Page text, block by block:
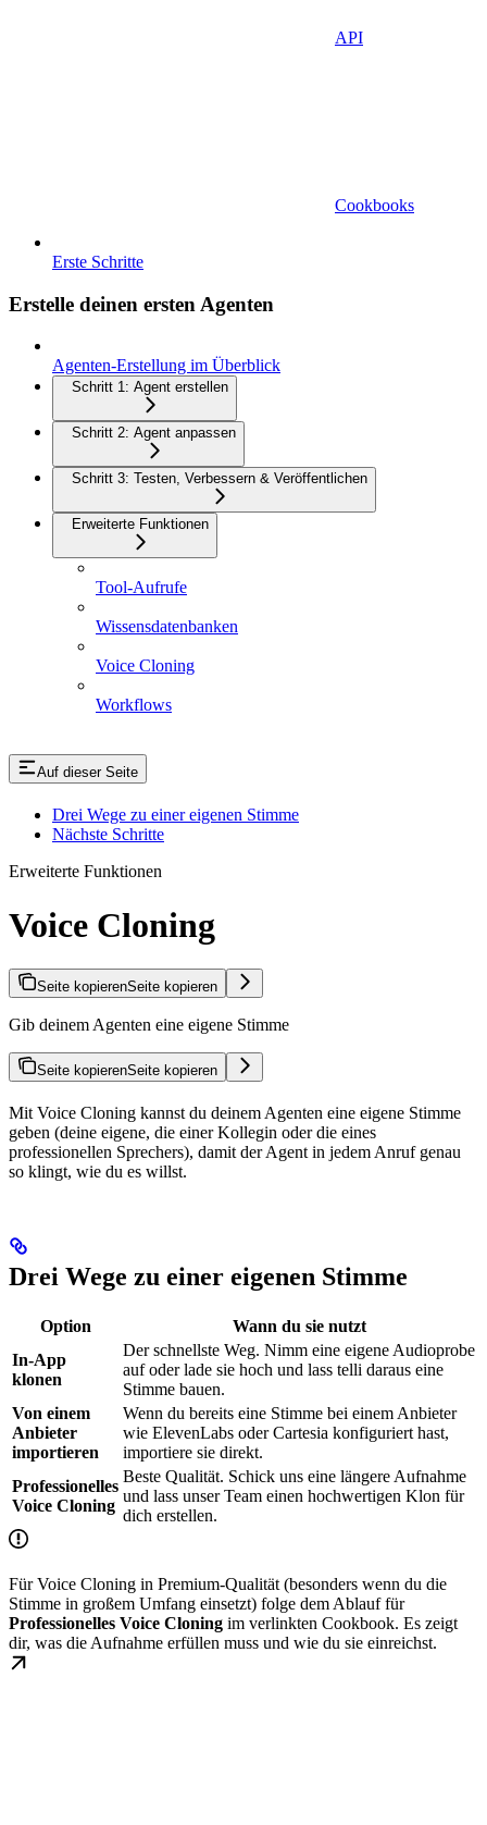
API
Cookbooks
Erste Schritte
Erstelle deinen ersten Agenten
Agenten-Erstellung im Überblick
Schritt 1: Agent erstellen
Schritt 2: Agent anpassen
Schritt 3: Testen, Verbessern & Veröffentlichen
Erweiterte Funktionen
Tool-Aufrufe
Wissensdatenbanken
Voice Cloning
Workflows
Auf dieser Seite
Drei Wege zu einer eigenen Stimme
Nächste Schritte
Erweiterte Funktionen
Voice Cloning
Seite kopierenSeite kopieren
Gib deinem Agenten eine eigene Stimme
Seite kopierenSeite kopieren
Mit Voice Cloning kannst du deinem Agenten eine eigene Stimme
geben (deine eigene, die einer Kollegin oder die eines
professionellen Sprechers), damit der Agent in jedem Anruf genau
so klingt, wie du es willst.
Drei Wege zu einer eigenen Stimme
Option
Wann du sie nutzt
In-App
klonen
Der schnellste Weg. Nimm eine eigene Audioprobe
auf oder lade sie hoch und lass telli daraus eine
Stimme bauen.
Von einem
Anbieter
importieren
Wenn du bereits eine Stimme bei einem Anbieter
wie ElevenLabs oder Cartesia konfiguriert hast,
importiere sie direkt.
Professionelles
Voice Cloning
Beste Qualität. Schick uns eine längere Aufnahme
und lass unser Team einen hochwertigen Klon für
dich erstellen.
Für Voice Cloning in Premium-Qualität (besonders wenn du die
Stimme in großem Umfang einsetzt) folge dem Ablauf für
Professionelles Voice Cloning im verlinkten Cookbook. Es zeigt
dir, was die Aufnahme erfüllen muss und wie du sie einreichst.